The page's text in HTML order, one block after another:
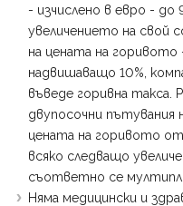
- изчислено в евро - до
увеличението на свой
на цената на горивото
надвишаващо 10%,
въведе горивна такса.
двупосочни пътувания
цената на горивото от
всяко следващо
съответно се
Няма медицински и